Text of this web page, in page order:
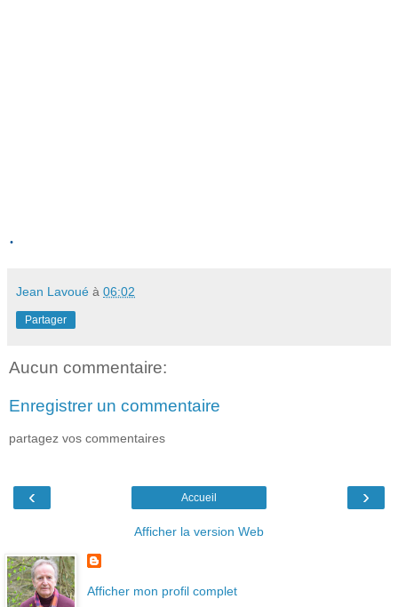
.
Jean Lavoué à 06:02
Partager
Aucun commentaire:
Enregistrer un commentaire
partagez vos commentaires
‹ ›
Accueil
Afficher la version Web
Afficher mon profil complet